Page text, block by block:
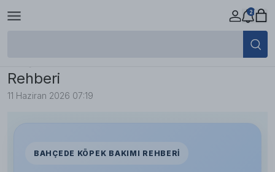
2
Rehberi
11 Haziran 2026 07:19
BAHÇEDE KÖPEK BAKIMI REHBERI